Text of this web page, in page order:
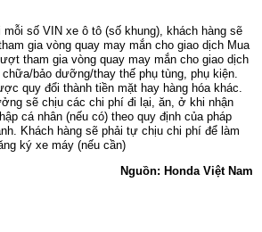
số VIN xe ô tô (số khung), khách hàng sẽ
gia vòng quay may mắn cho giao dịch Mua
tham gia vòng quay may mắn cho giao dịch
bảo dưỡng/thay thế phụ tùng, phụ kiện.
quy đổi thành tiền mặt hay hàng hóa khác.
sẽ chịu các chi phí đi lại, ăn, ở khi nhận
cá nhân (nếu có) theo quy định của pháp
Khách hàng sẽ phải tự chịu chi phí để làm
ký xe máy (nếu cần)
Nguồn: Honda Việt Nam